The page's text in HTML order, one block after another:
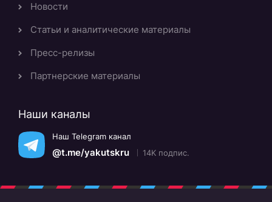
Новости
Статьи и аналитические материалы
Пресс-релизы
Партнерские материалы
Наши каналы
Наш Telegram канал
@t.me/yakutskru 14K подпис.